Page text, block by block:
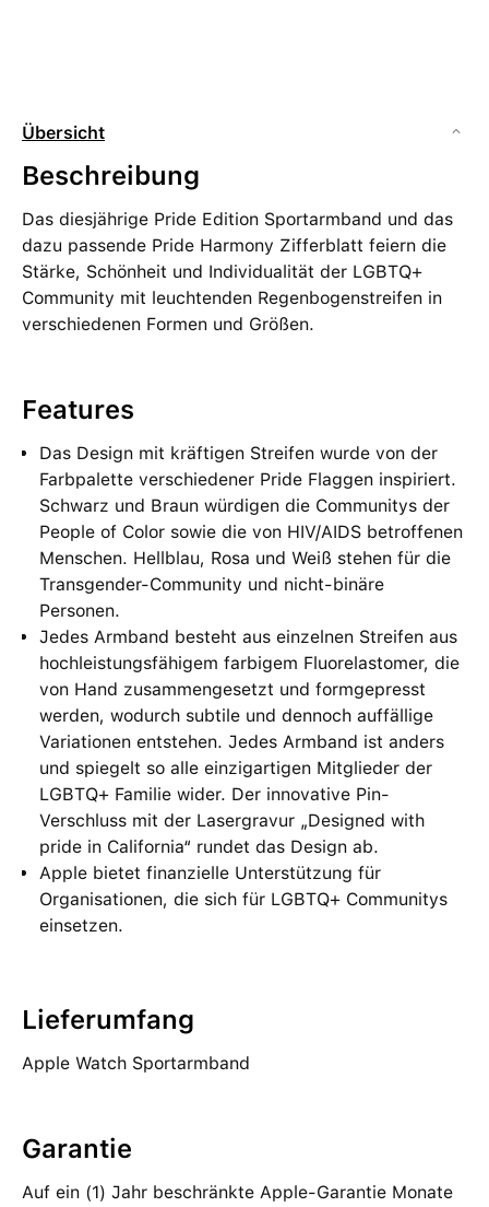
Übersicht
Beschreibung
Das diesjährige Pride Edition Sportarmband und das
dazu passende Pride Harmony Zifferblatt feiern die
Stärke, Schönheit und Individualität der LGBTQ+
Community mit leuchtenden Regenbogenstreifen in
verschiedenen Formen und Größen.
Features
Das Design mit kräftigen Streifen wurde von der
Farbpalette verschiedener Pride Flaggen inspiriert.
Schwarz und Braun würdigen die Communitys der
People of Color sowie die von HIV/AIDS betroffenen
Menschen. Hellblau, Rosa und Weiß stehen für die
Transgender-Community und nicht-binäre
Personen.
Jedes Armband besteht aus einzelnen Streifen aus
hochleistungsfähigem farbigem Fluorelastomer, die
von Hand zusammen­gesetzt und formgepresst
werden, wodurch subtile und dennoch auffällige
Variationen entstehen. Jedes Armband ist anders
und spiegelt so alle einzigartigen Mitglieder der
LGBTQ+ Familie wider. Der innovative Pin-
Verschluss mit der Lasergravur „Designed with
pride in California“ rundet das Design ab.
Apple bietet finanzielle Unterstützung für
Organisationen, die sich für LGBTQ+ Communitys
einsetzen.
Lieferumfang
Apple Watch Sportarmband
Garantie
Auf ein (1) Jahr beschränkte Apple-Garantie Monate